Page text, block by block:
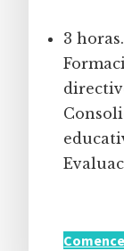
3 horas.